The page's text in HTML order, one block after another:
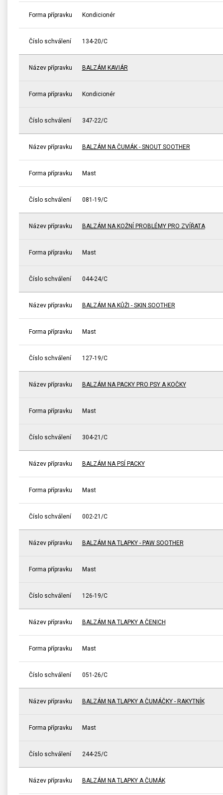
Forma přípravku Kondicionér
Číslo schválení 134-20/C
Název přípravku BALZÁM KAVIÁR
Forma přípravku Kondicionér
Číslo schválení 347-22/C
Název přípravku BALZÁM NA ČUMÁK - SNOUT SOOTHER
Forma přípravku Mast
Číslo schválení 081-19/C
Název přípravku BALZÁM NA KOŽNÍ PROBLÉMY PRO ZVÍŘATA
Forma přípravku Mast
Číslo schválení 044-24/C
Název přípravku BALZÁM NA KŮŽI - SKIN SOOTHER
Forma přípravku Mast
Číslo schválení 127-19/C
Název přípravku BALZÁM NA PACKY PRO PSY A KOČKY
Forma přípravku Mast
Číslo schválení 304-21/C
Název přípravku BALZÁM NA PSÍ PACKY
Forma přípravku Mast
Číslo schválení 002-21/C
Název přípravku BALZÁM NA TLAPKY - PAW SOOTHER
Forma přípravku Mast
Číslo schválení 126-19/C
Název přípravku BALZÁM NA TLAPKY A ČENICH
Forma přípravku Mast
Číslo schválení 051-26/C
Název přípravku BALZÁM NA TLAPKY A ČUMÁČKY - RAKYTNÍK
Forma přípravku Mast
Číslo schválení 244-25/C
Název přípravku BALZÁM NA TLAPKY A ČUMÁK